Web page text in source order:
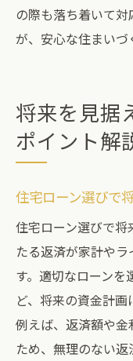
の際も落ち着いて
が、安心な住まいづ
将来を見据
ポイント解
住宅ローン選びで
住宅ローン選びで
たる返済が家計や
す。適切なローン
ど、将来の資金計画
例えば、返済額や
ため、無理のない返